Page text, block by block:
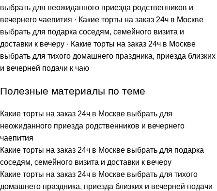
выбрать для неожиданного приезда родственников и
вечернего чаепития · Какие торты на заказ 24ч в Москве
выбрать для подарка соседям, семейного визита и
доставки к вечеру · Какие торты на заказ 24ч в Москве
выбрать для тихого домашнего праздника, приезда близких
и вечерней подачи к чаю
Полезные материалы по теме
Какие торты на заказ 24ч в Москве выбрать для
неожиданного приезда родственников и вечернего
чаепития
Какие торты на заказ 24ч в Москве выбрать для подарка
соседям, семейного визита и доставки к вечеру
Какие торты на заказ 24ч в Москве выбрать для тихого
домашнего праздника, приезда близких и вечерней подачи